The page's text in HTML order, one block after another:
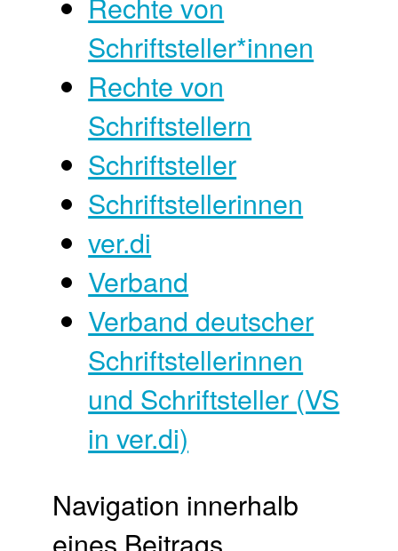
Schriftsteller*innen
Rechte von
Schriftstellern
Schriftsteller
Schriftstellerinnen
ver.di
Verband
Verband deutscher
Schriftstellerinnen
und Schriftsteller (VS
in ver.di)
Navigation innerhalb
eines Beitrags